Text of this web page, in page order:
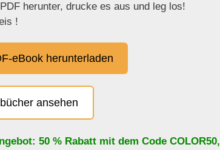
herunter, drucke es aus und leg los!
!
eBook herunterladen
ansehen
50 % Rabatt mit dem Code COLOR50,